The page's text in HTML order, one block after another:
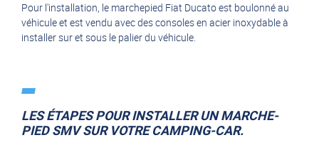
Pour l'installation, le marchepied Fiat Ducato est boulonné au
véhicule et est vendu avec des consoles en acier inoxydable à
installer sur et sous le palier du véhicule.
LES ÉTAPES POUR INSTALLER UN MARCHE-
PIED SMV SUR VOTRE CAMPING-CAR.